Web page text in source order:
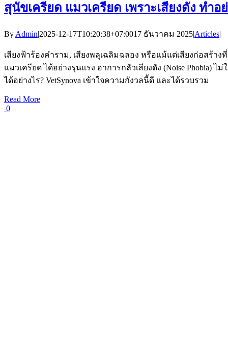
สุนัขเครียด แมวเครียด เพราะเสียงดัง ทำ
By Admin|2025-12-17T10:20:38+07:0017 ธันวาคม 2025|Articles|
เสียงฟ้าร้องคำราม, เสียงพลุเฉลิมฉลอง หรือแม้แต่เสียงก่อสร้า
แมวเครียด ได้อย่างรุนแรง อาการกลัวเสียงดัง (Noise Phobia)
ได้อย่างไร? VetSynova เข้าใจความกังวลนี้ดี และได้รวบรวม
Read More
0